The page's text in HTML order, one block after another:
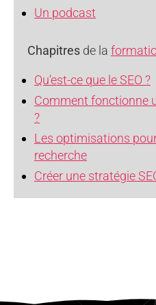
Un podcast
Chapitres de la
Qu’est-ce que le SEO ?
Comment fonctionne
?
Les optimisations
recherche
Créer une stratégie